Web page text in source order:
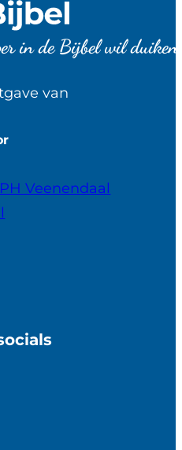
in de Bijbel wil
van
Veenendaal